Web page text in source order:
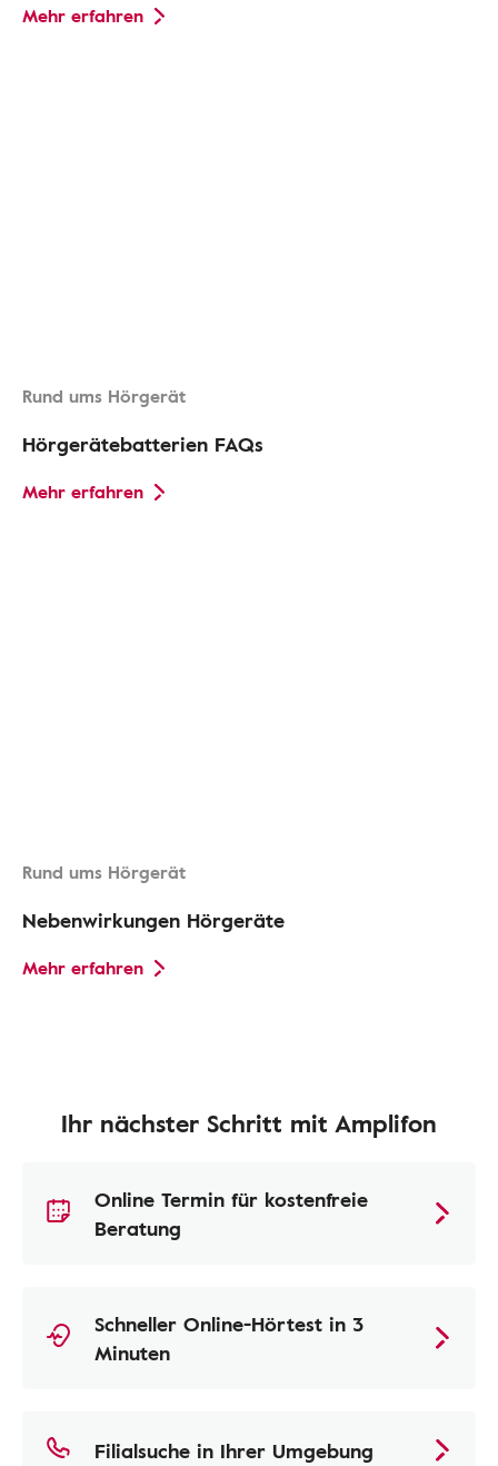
Mehr erfahren
Rund ums Hörgerät
Hörgerätebatterien FAQs
Mehr erfahren
Rund ums Hörgerät
Nebenwirkungen Hörgeräte
Mehr erfahren
Ihr nächster Schritt mit Amplifon
Online Termin für kostenfreie
Beratung
Schneller Online-Hörtest in 3
Minuten
Filialsuche in Ihrer Umgebung